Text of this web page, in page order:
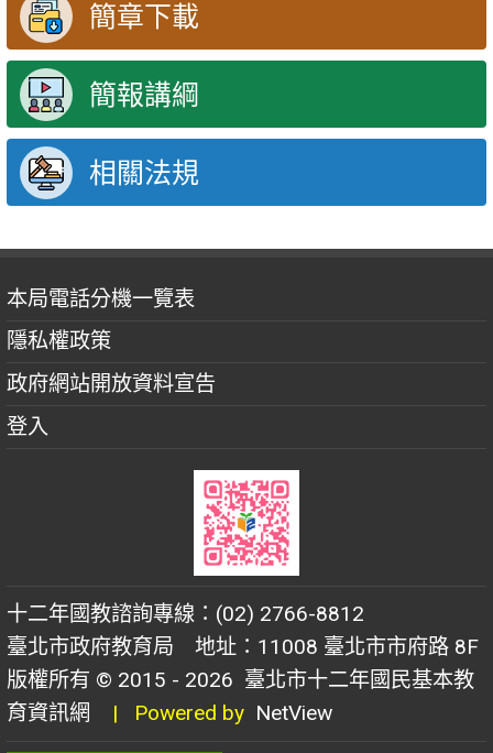
簡章下載
簡報講綱
相關法規
本局電話分機一覽表
隱私權政策
政府網站開放資料宣告
登入
十二年國教諮詢專線：(02) 2766-8812
臺北市政府教育局 地址：11008 臺北市市府路 8F
版權所有 © 2015 - 2026 臺北市十二年國民基本教
育資訊網
| Powered by NetView